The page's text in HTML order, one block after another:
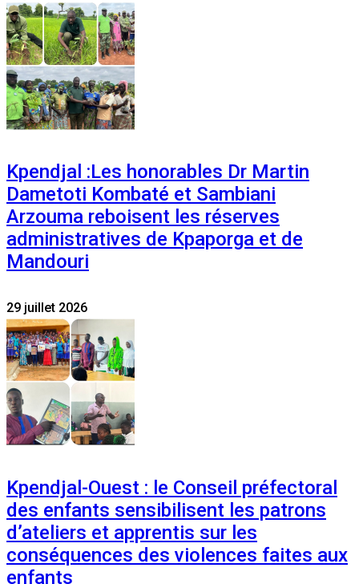
Kpendjal :Les honorables Dr Martin
Dametoti Kombaté et Sambiani
Arzouma reboisent les réserves
administratives de Kpaporga et de
Mandouri
29 juillet 2026
Kpendjal-Ouest : le Conseil préfectoral
des enfants sensibilisent les patrons
d’ateliers et apprentis sur les
conséquences des violences faites aux
enfants